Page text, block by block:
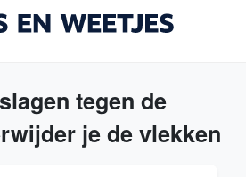
tegen de
je de vlekken